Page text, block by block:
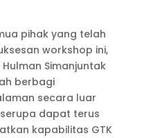
pihak yang telah
workshop ini,
Simanjuntak
berbagi
secara luar
dapat terus
kapabilitas GTK